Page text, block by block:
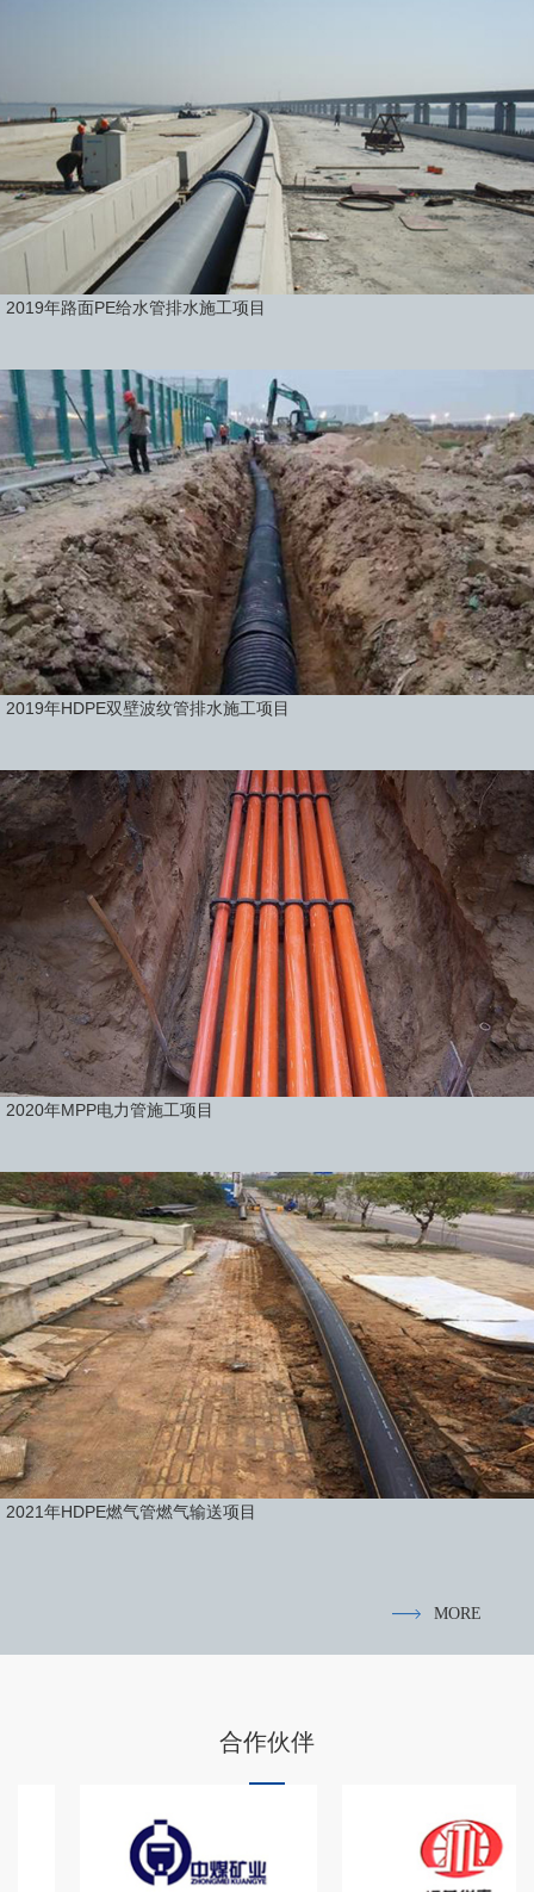
2019年路面PE给水管排水施工项目
2019年HDPE双壁波纹管排水施工项目
2020年MPP电力管施工项目
2021年HDPE燃气管燃气输送项目
MORE
合作伙伴